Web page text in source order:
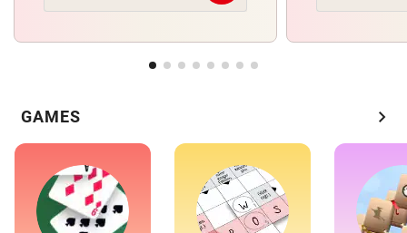
GAMES chevron_right